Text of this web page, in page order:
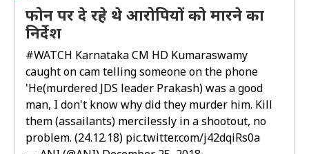
फोन पर दे रहे थे आरोपियों को मारने का
निर्देश
#WATCH Karnataka CM HD Kumaraswamy
caught on cam telling someone on the phone
'He(murdered JDS leader Prakash) was a good
man, I don't know why did they murder him. Kill
them (assailants) mercilessly in a shootout, no
problem. (24.12.18) pic.twitter.com/j42dqiRs0a